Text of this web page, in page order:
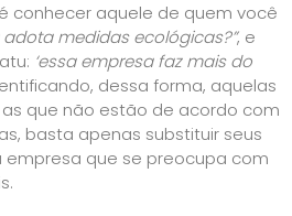
conhecer aquele de quem você
adota medidas ecológicas?”, e
‘essa empresa faz mais do
dessa forma, aquelas
que não estão de acordo com
basta apenas substituir seus
que se preocupa com